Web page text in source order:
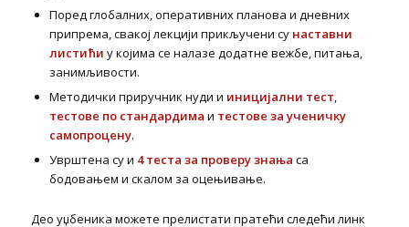
Поред глобалних, оперативних планова и дневних
припрема, свакој лекцији прикључени су наставни
листићи у којима се налазе додатне вежбе, питања,
занимљивости.
Методички приручник нуди и иницијални тест,
тестове по стандардима и тестове за ученичку
самопроцену.
Уврштена су и 4 теста за проверу знања са
бодовањем и скалом за оцењивање.
Део уџбеника можете прелистати пратећи следећи линк